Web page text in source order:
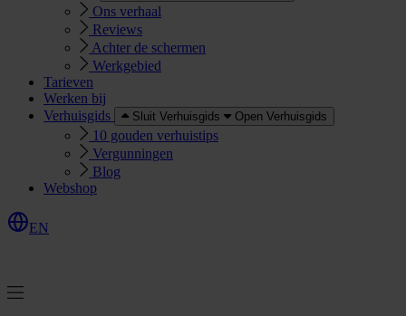
Ons verhaal
Reviews
Achter de schermen
Werkgebied
Tarieven
Werken bij
Verhuisgids
Sluit Verhuisgids Open Verhuisgids
10 gouden verhuistips
Vergunningen
Blog
Webshop
EN